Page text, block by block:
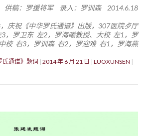
供稿：罗援将军 录入：罗训森 2014.6.18
庆祝《中华罗氏通谱》出版，307医院歺厅
，罗卫东 左2，罗海曦教授、大校 左1，罗
校 右3，罗训森 右2，罗迎难 右1，罗海燕
氏通谱》题词 2014 年 6 月 21 日
LUOXUNSEN